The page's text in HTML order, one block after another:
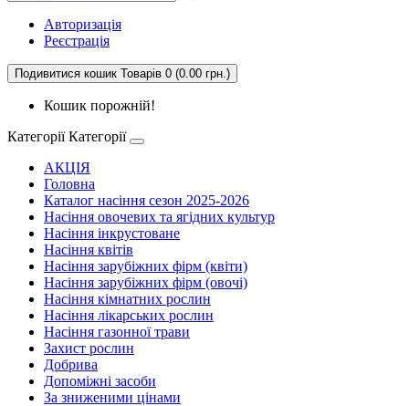
Авторизація
Реєстрація
Подивитися кошик Товарів 0 (0.00 грн.)
Кошик порожній!
Категорії Категорії
АКЦІЯ
Головна
Каталог насіння сезон 2025-2026
Насіння овочевих та ягідних культур
Насіння інкрустоване
Насіння квітів
Насіння зарубіжних фірм (квіти)
Насіння зарубіжних фірм (овочі)
Насіння кімнатних рослин
Насіння лікарських рослин
Насіння газонної трави
Захист рослин
Добрива
Допоміжні засоби
За зниженими цінами